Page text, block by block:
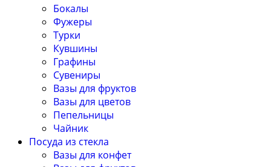
Бокалы
Фужеры
Турки
Кувшины
Графины
Сувениры
Вазы для фруктов
Вазы для цветов
Пепельницы
Чайник
Посуда из стекла
Вазы для конфет